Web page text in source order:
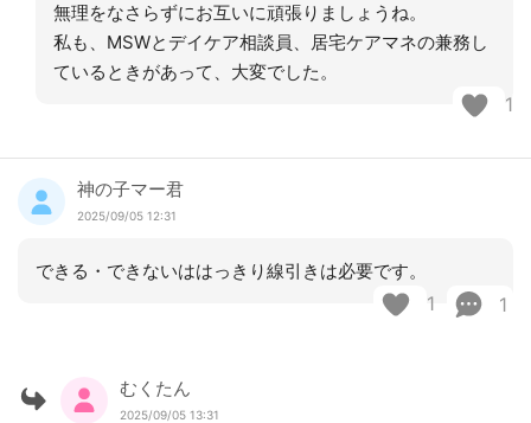
無理をなさらずにお互いに頑張りましょうね。
私も、MSWとデイケア相談員、居宅ケアマネの兼務し
ているときがあって、大変でした。
1
神の子マー君
2025/09/05 12:31
できる・できないははっきり線引きは必要です。
1 1
むくたん
2025/09/05 13:31